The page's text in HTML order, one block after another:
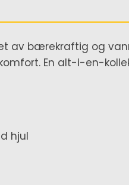
av bærekraftig og
En alt-i-en-
hjul